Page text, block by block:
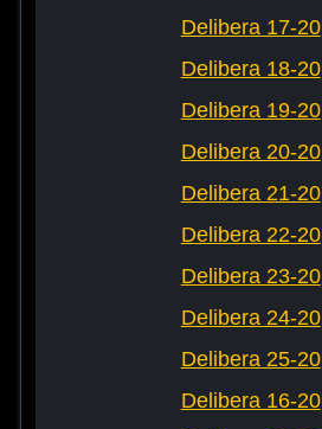
Delibera 17-20
Delibera 18-20
Delibera 19-20
Delibera 20-20
Delibera 21-20
Delibera 22-20
Delibera 23-20
Delibera 24-20
Delibera 25-20
Delibera 16-20